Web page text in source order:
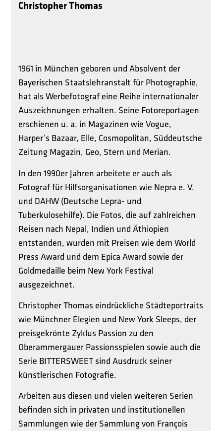
Christopher Thomas
1961 in München geboren und Absolvent der
Bayerischen Staatslehranstalt für Photographie,
hat als Werbefotograf eine Reihe internationaler
Auszeichnungen erhalten. Seine Fotoreportagen
erschienen u. a. in Magazinen wie Vogue,
Harper’s Bazaar, Elle, Cosmopolitan, Süddeutsche
Zeitung Magazin, Geo, Stern und Merian.
In den 1990er Jahren arbeitete er auch als
Fotograf für Hilfsorganisationen wie Nepra e. V.
und DAHW (Deutsche Lepra- und
Tuberkulosehilfe). Die Fotos, die auf zahlreichen
Reisen nach Nepal, Indien und Äthiopien
entstanden, wurden mit Preisen wie dem World
Press Award und dem Epica Award sowie der
Goldmedaille beim New York Festival
ausgezeichnet.
Christopher Thomas eindrückliche Städteportraits
wie Münchner Elegien und New York Sleeps, der
preisgekrönte Zyklus Passion zu den
Oberammergauer Passionsspielen sowie auch die
Serie BITTERSWEET sind Ausdruck seiner
künstlerischen Fotografie.
Arbeiten aus diesen und vielen weiteren Serien
befinden sich in privaten und institutionellen
Sammlungen wie der Sammlung von François